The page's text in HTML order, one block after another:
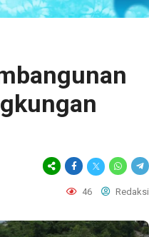
46 Redaksi